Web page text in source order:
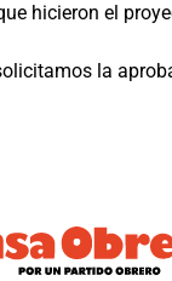
hicieron el
la